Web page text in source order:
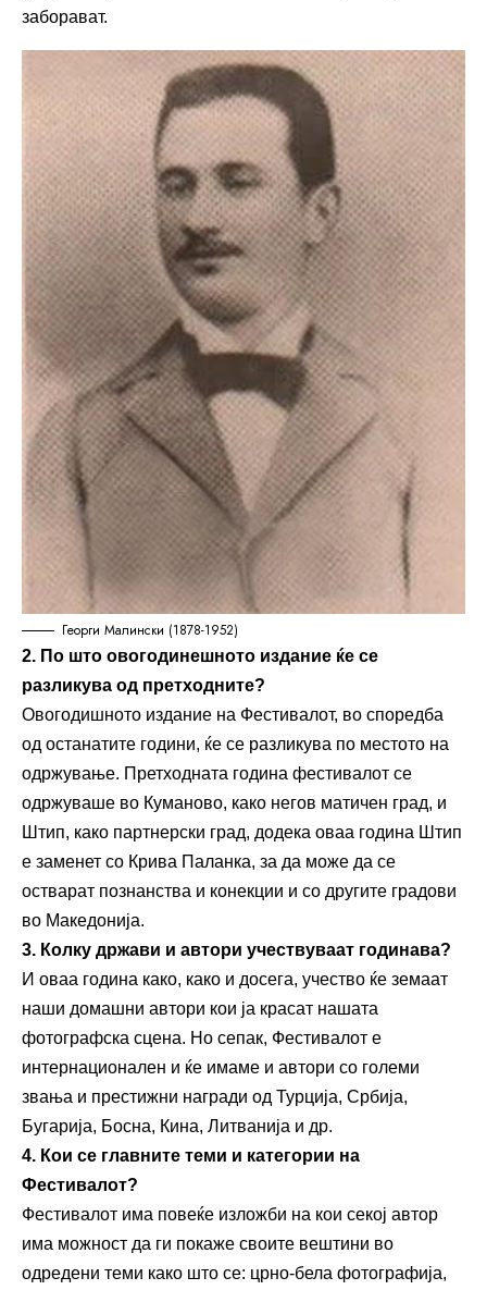
заборават.
Георги Малински (1878-1952)
2. По што овогодинешното издание ќе се
разликува од претходните?
Овогодишното издание на Фестивалот, во споредба
од останатите години, ќе се разликува по местото на
одржување. Претходната година фестивалот се
одржуваше во Куманово, како негов матичен град, и
Штип, како партнерски град, додека оваа година Штип
е заменет со Крива Паланка, за да може да се
остварат познанства и конекции и со другите градови
во Македонија.
3. Колку држави и автори учествуваат годинава?
И оваа година како, како и досега, учество ќе земаат
наши домашни автори кои ја красат нашата
фотографска сцена. Но сепак, Фестивалот е
интернационален и ќе имаме и автори со големи
звања и престижни награди од Турција, Србија,
Бугарија, Босна, Кина, Литванија и др.
4. Кои се главните теми и категории на
Фестивалот?
Фестивалот има повеќе изложби на кои секој автор
има можност да ги покаже своите вештини во
одредени теми како што се: црно-бела фотографија,